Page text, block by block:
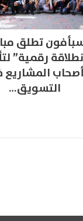
تطلق
رقمية”
أصحاب
التسويق…